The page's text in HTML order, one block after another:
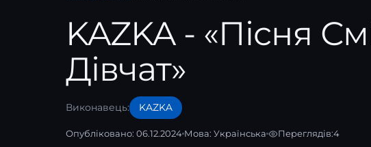
KAZKA - «Пісня
Дівчат»
Виконавець: KAZKA
Опубліковано: 06.12.2024 Мова: Українська Переглядів:4